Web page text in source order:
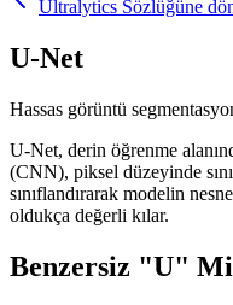
Ultralytics Sözlüğüne
U-Net
Hassas görüntü
U-Net, derin öğrenme
(CNN), piksel düzeyinde
sınıflandırarak modelin
oldukça değerli kılar.
Benzersiz "U"